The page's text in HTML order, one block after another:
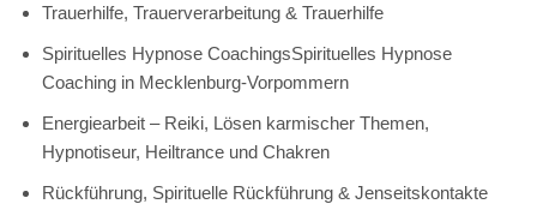
Trauerhilfe, Trauerverarbeitung & Trauerhilfe
Spirituelles Hypnose CoachingsSpirituelles Hypnose
Coaching in Mecklenburg-Vorpommern
Energiearbeit – Reiki, Lösen karmischer Themen,
Hypnotiseur, Heiltrance und Chakren
Rückführung, Spirituelle Rückführung & Jenseitskontakte